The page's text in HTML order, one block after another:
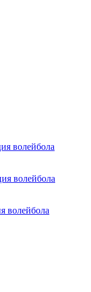
волейбола
волейбола
волейбола